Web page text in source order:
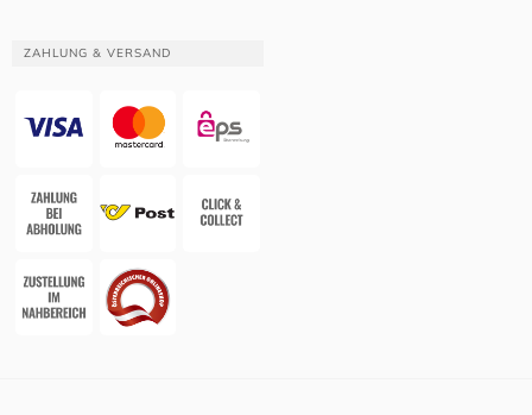
ZAHLUNG & VERSAND